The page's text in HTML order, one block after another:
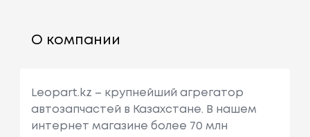
О компании
Leopart.kz – крупнейший агрегатор
автозапчастей в Казахстане. В нашем
интернет магазине более 70 млн